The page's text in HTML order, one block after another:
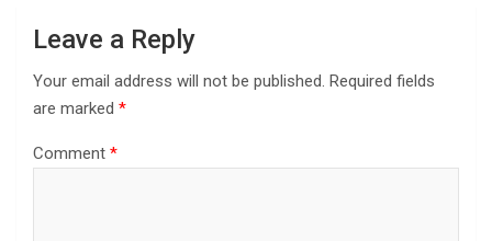
Leave a Reply
Your email address will not be published. Required fields
are marked *
Comment *